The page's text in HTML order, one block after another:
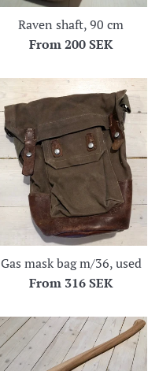
Raven shaft, 90 cm
From200 SEK
Gas mask bag m/36, used
From 316 SEK